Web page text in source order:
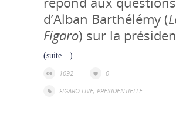
d’Alban Barthélémy (
Figaro) sur la
(suite…)
1092
0
FIGARO LIVE, PRESIDENTIELLE